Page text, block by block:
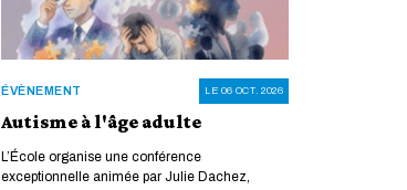
ÉVÈNEMENT LE 06 OCT. 2026
Autisme à l'âge adulte
L’École organise une conférence
exceptionnelle animée par Julie Dachez,